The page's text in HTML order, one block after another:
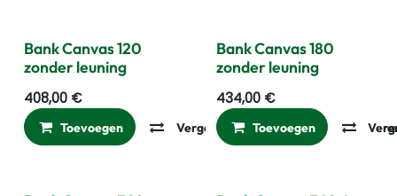
Bank Canvas 120
zonder leuning
408,00 €
Toevoegen Vergelijken Toevoegen aan
Bank Canvas 180
zonder leuning
434,00€
Toevoegen